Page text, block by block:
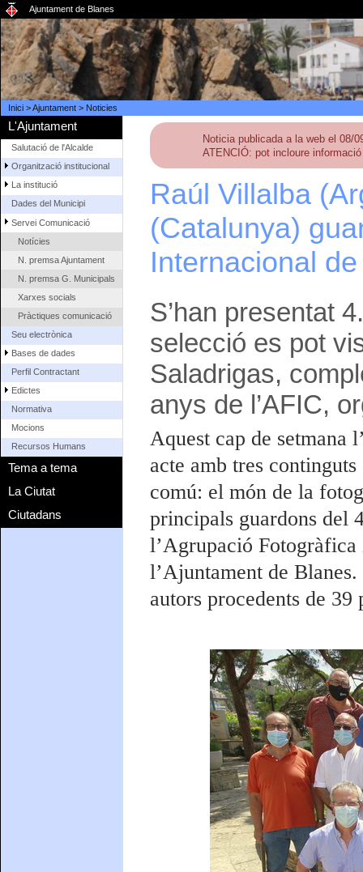
Ajuntament de Blanes
Inici>Ajuntament> Noticies
L'Ajuntament
Salutació de l'Alcalde
Organització institucional
La institució
Dades del Municipi
Servei Comunicació
Notícies
N. premsa Ajuntament
N. premsa G. Municipals
Xarxes socials
Pràctiques comunicació
Seu electrònica
Bases de dades
Perfil Contractant
Edictes
Normativa
Mocions
Recursos Humans
Tema a tema
La Ciutat
Ciutadans
Noticia publicada a la web el 08/
ATENCIÓ: pot incloure
Raúl Villalba
(Catalunya)
Internacional
S’han presentat
selecció es pot
Saladrigas,
anys de l’AFIC,
Aquest cap de setmana
acte amb tres
comú: el món de la
principals guardons del
l’Agrupació
l’Ajuntament de Blanes.
autors procedents de 39